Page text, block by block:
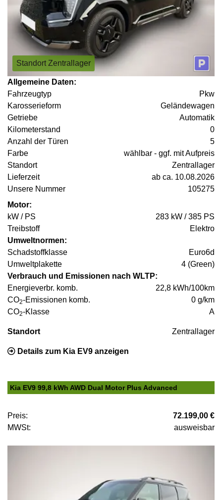
Standort Zentrallager
Allgemeine Daten:
Fahrzeugtyp
Pkw
Karosserieform
Geländewagen
Getriebe
Automatik
Kilometerstand
0
Anzahl der Türen
5
Farbe
wählbar - ggf. mit Aufpreis
Standort
Zentrallager
Lieferzeit
ab ca. 10.08.2026
Unsere Nummer
105275
Motor:
kW / PS
283 kW / 385 PS
Treibstoff
Elektro
Umweltnormen:
Schadstoffklasse
Euro6d
Umweltplakette
4 (Green)
Verbrauch und Emissionen nach WLTP:
Energieverbr. komb.
22,8 kWh/100km
CO2-Emissionen komb.
0 g/km
CO2-Klasse A
Standort Zentrallager
Details zum Kia EV9 anzeigen
Kia EV9 99,8 kWh AWD Dual Motor Plus Advanced
Preis:
72.199,00 €
MWSt:
ausweisbar